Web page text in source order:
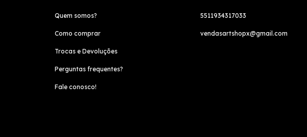
Quem somos?
Como comprar
Trocas e Devoluções
Perguntas frequentes?
Fale conosco!
5511934317033
vendasartshopx@gmail.com